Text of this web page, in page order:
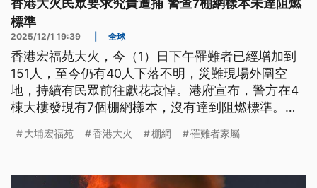
香港大火民眾要求究責遭捕 警查7棚網樣本未達阻燃
標準
2025/12/1 19:39 全球
香港宏福苑大火，今（1）日下午罹難者已經增加到
151人，至今仍有40人下落不明，災難現場外圍空
地，持續有民眾前往獻花哀悼。港府宣布，警方在4
棟大樓發現有7個棚網樣本，沒有達到阻燃標準。廉
的人員；另一方面，民間在網路自動成立的「大埔宏
涉嫌煽動罪名拘捕的消息。
大埔宏福苑 香港大火 棚網 罹難者家屬